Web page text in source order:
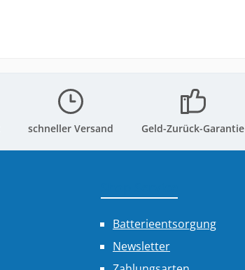
schneller Versand Geld-Zurück-Garantie
Batterieentsorgung
Newsletter